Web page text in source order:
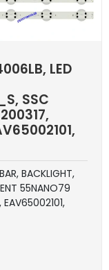
LED
SSC
BACKLIGHT,
55NANO79